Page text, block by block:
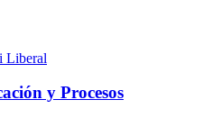
Liberal
y Procesos